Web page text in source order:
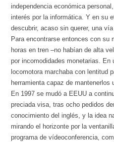
independencia económica
interés por la informática. Y en su
descubrir, acaso sin querer, una
Para encontrarse entonces con su
horas en tren –no habían de alta
por incomodidades monetarias.
locomotora marchaba con lentitud
herramienta capaz de mantenerlos
En 1997 se mudó a EEUU a
preciada visa, tras ocho pedidos
conocimiento del inglés, y la idea
mirando el horizonte por la
programa de vídeoconferencia,